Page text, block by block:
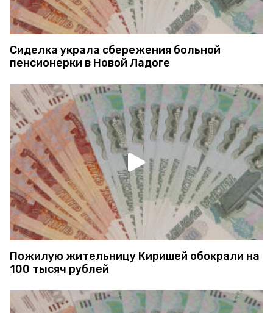
Сиделка украла сбережения больной
пенсионерки в Новой Ладоге
Пожилую жительницу Киришей обокрали на
100 тысяч рублей